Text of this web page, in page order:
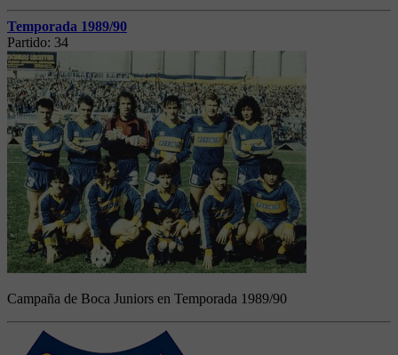
Temporada 1989/90
Partido: 34
Campaña de Boca Juniors en Temporada 1989/90